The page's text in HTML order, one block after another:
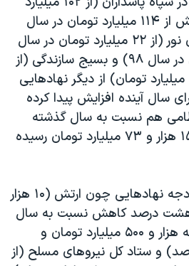
تومان در سال ۹۷ به بیش از ۱۱۴ میلیارد تومان در سال
۹۸)، ستاد مرکزی راهیان نور (از ۲۲ میلیارد تومان در سال
۹۷ به ۲۵ میلیارد تومان در سال ۹۸) و بسیج سازندگی (از
۲۲ میلیارد تومان به ۲۵ میلیارد تومان) از دیگر نهادهایی
سال آینده افزایش پیدا کرده
هم نسبت به سال گذشته
افزایش پیدا کرده و به ۱۵ هزار و ۷۳ میلیارد تومان رسیده
این در حالی است که بودجه نهادهایی چون ارتش (۱۰ هزار
و هشت درصد کاهش نسبت به سال
گذشته)، وزارت دفاع (سه هزار و ۵۰۰ میلیارد تومان و
نزدیک به ۵۰ درصد) و ستاد کل نیروهای مسلح (از